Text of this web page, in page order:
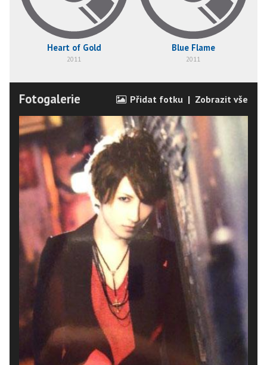
Heart of Gold
2011
Blue Flame
2011
Fotogalerie Přidat fotku | Zobrazit vše